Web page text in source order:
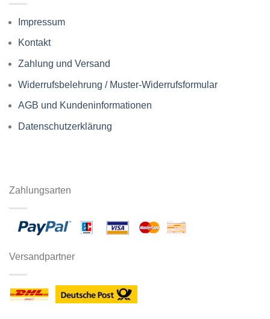
Impressum
Kontakt
Zahlung und Versand
Widerrufsbelehrung / Muster-Widerrufsformular
AGB und Kundeninformationen
Datenschutzerklärung
Zahlungsarten
Versandpartner